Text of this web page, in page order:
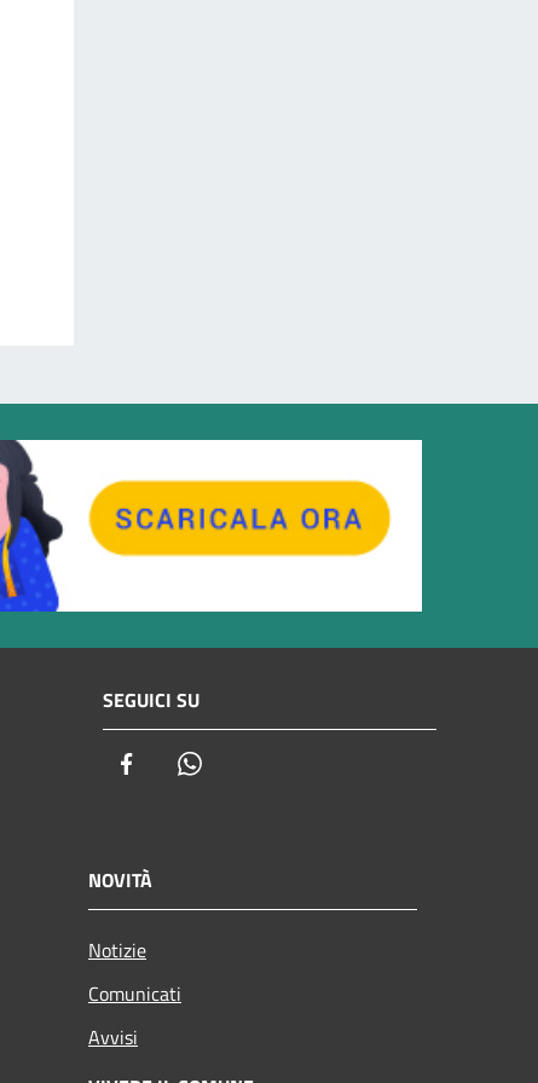
SEGUICI SU
Facebook
NOVITÀ
Notizie
Comunicati
Avvisi